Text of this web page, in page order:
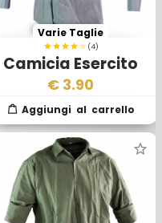
(4)
Camicia Esercito
Luftwaffe BW II
scelta
Varie Taglie
€ 3.90